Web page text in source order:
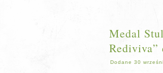
Medal
Rediviva”
Dodane 30